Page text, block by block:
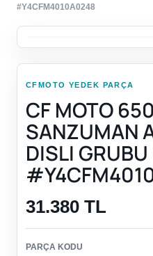
#Y4CFM4010A0248
CFMOTO YEDEK PARÇA
CF MOTO
SANZUMAN
DISLI
31.380 TL
PARÇA KODU